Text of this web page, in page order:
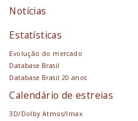
Notícias
Estatísticas
Evolução do mercado
Database Brasil
Database Brasil 20 anos
Calendário de estreias
3D/Dolby Atmos/Imax